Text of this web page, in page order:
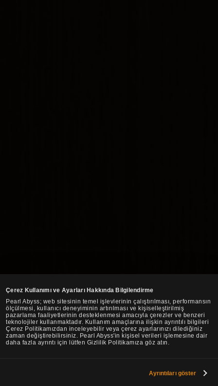
Çerez Kullanımı ve Ayarları Hakkında Bilgilendirme
Pearl Abyss; web sitesinin temel işlevlerinin çalıştırılması, performansın
ölçülmesi, kullanıcı deneyiminin artırılması ve kişiselleştirilmiş
pazarlama faaliyetlerinin desteklenmesi amacıyla çerezler ve benzeri
teknolojiler kullanmaktadır. Kullanım amaçlarına ilişkin ayrıntılı bilgileri
Çerez Politikamızdan inceleyebilir veya çerez ayarlarınızı dilediğiniz
zaman değiştirebilirsiniz. Pearl Abyss'in kişisel verileri işlemesine dair
daha fazla ayrıntı için lütfen Gizlilik Politikamıza göz atın.
Ayrıntıları göster